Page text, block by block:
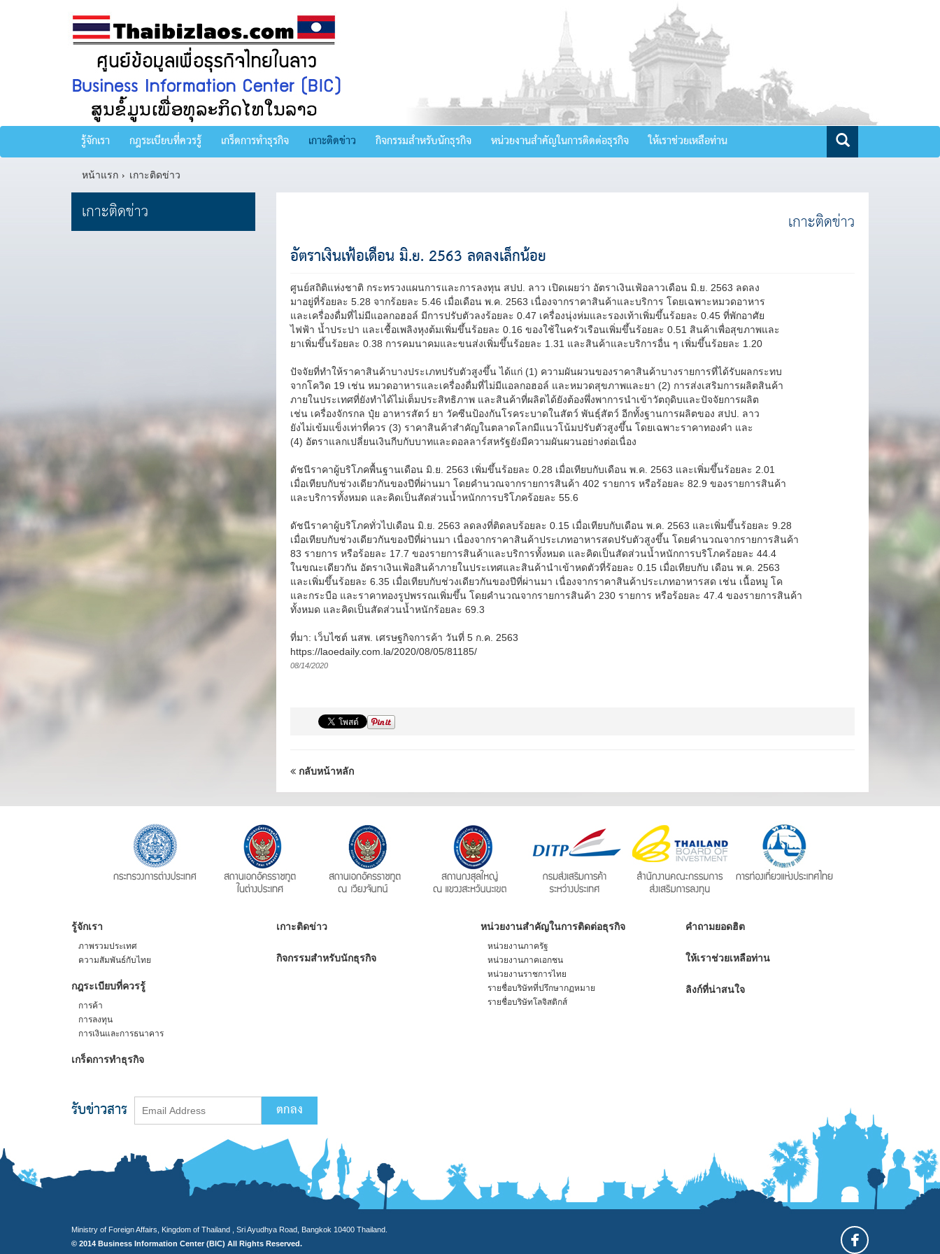
รู้จักเรา กฎระเบียบที่ควรรู้ เกร็ดการทำธุรกิจ เกาะติดข่าว กิจกรรมสำหรับนักธุรกิจ หน่วยงานสำคัญในการติดต่อธุรกิจ ให้เราช่วยเหลือท่าน
หน้าแรก เกาะติดข่าว
เกาะติดข่าว เกาะติดข่าว
อัตราเงินเฟ้อเดือน มิ.ย. 2563 ลดลงเล็กน้อย
ศูนย์สถิติแห่งชาติ กระทรวงแผนการและการลงทุน สปป. ลาว เปิดเผยว่า อัตราเงินเฟ้อลาวเดือน มิ.ย. 2563 ลดลง
มาอยู่ที่ร้อยละ 5.28 จากร้อยละ 5.46 เมื่อเดือน พ.ค. 2563 เนื่องจากราคาสินค้าและบริการ โดยเฉพาะหมวดอาหาร
และเครื่องดื่มที่ไม่มีแอลกอฮอล์ มีการปรับตัวลงร้อยละ 0.47 เครื่องนุ่งห่มและรองเท้าเพิ่มขึ้นร้อยละ 0.45 ที่พักอาศัย
ไฟฟ้า น้ำประปา และเชื้อเพลิงหุงต้มเพิ่มขึ้นร้อยละ 0.16 ของใช้ในครัวเรือนเพิ่มขึ้นร้อยละ 0.51 สินค้าเพื่อสุขภาพและ
ยาเพิ่มขึ้นร้อยละ 0.38 การคมนาคมและขนส่งเพิ่มขึ้นร้อยละ 1.31 และสินค้าและบริการอื่น ๆ เพิ่มขึ้นร้อยละ 1.20
ปัจจัยที่ทำให้ราคาสินค้าบางประเภทปรับตัวสูงขึ้น ได้แก่ (1) ความผันผวนของราคาสินค้าบางรายการที่ได้รับผลกระทบ
จากโควิด 19 เช่น หมวดอาหารและเครื่องดื่มที่ไม่มีแอลกอฮอล์ และหมวดสุขภาพและยา (2) การส่งเสริมการผลิตสินค้า
ภายในประเทศที่ยังทำได้ไม่เต็มประสิทธิภาพ และสินค้าที่ผลิตได้ยังต้องพึ่งพาการนำเข้าวัตถุดิบและปัจจัยการผลิต
เช่น เครื่องจักรกล ปุ๋ย อาหารสัตว์ ยา วัคซีนป้องกันโรคระบาดในสัตว์ พันธุ์สัตว์ อีกทั้งฐานการผลิตของ สปป. ลาว
ยังไม่เข้มแข็งเท่าที่ควร (3) ราคาสินค้าสำคัญในตลาดโลกมีแนวโน้มปรับตัวสูงขึ้น โดยเฉพาะราคาทองคำ และ
(4) อัตราแลกเปลี่ยนเงินกีบกับบาทและดอลลาร์สหรัฐยังมีความผันผวนอย่างต่อเนื่อง
ดัชนีราคาผู้บริโภคพื้นฐานเดือน มิ.ย. 2563 เพิ่มขึ้นร้อยละ 0.28 เมื่อเทียบกับเดือน พ.ค. 2563 และเพิ่มขึ้นร้อยละ 2.01
เมื่อเทียบกับช่วงเดียวกันของปีที่ผ่านมา โดยคำนวณจากรายการสินค้า 402 รายการ หรือร้อยละ 82.9 ของรายการสินค้า
และบริการทั้งหมด และคิดเป็นสัดส่วนน้ำหนักการบริโภคร้อยละ 55.6
ดัชนีราคาผู้บริโภคทั่วไปเดือน มิ.ย. 2563 ลดลงที่ติดลบร้อยละ 0.15 เมื่อเทียบกับเดือน พ.ค. 2563 และเพิ่มขึ้นร้อยละ 9.28
เมื่อเทียบกับช่วงเดียวกันของปีที่ผ่านมา เนื่องจากราคาสินค้าประเภทอาหารสดปรับตัวสูงขึ้น โดยคำนวณจากรายการสินค้า
83 รายการ หรือร้อยละ 17.7 ของรายการสินค้าและบริการทั้งหมด และคิดเป็นสัดส่วนน้ำหนักการบริโภคร้อยละ 44.4
ในขณะเดียวกัน อัตราเงินเฟ้อสินค้าภายในประเทศและสินค้านำเข้าหดตัวที่ร้อยละ 0.15 เมื่อเทียบกับ เดือน พ.ค. 2563
และเพิ่มขึ้นร้อยละ 6.35 เมื่อเทียบกับช่วงเดียวกันของปีที่ผ่านมา เนื่องจากราคาสินค้าประเภทอาหารสด เช่น เนื้อหมู โค
และกระบือ และราคาทองรูปพรรณเพิ่มขึ้น โดยคำนวณจากรายการสินค้า 230 รายการ หรือร้อยละ 47.4 ของรายการสินค้า
ทั้งหมด และคิดเป็นสัดส่วนน้ำหนักร้อยละ 69.3
ที่มา: เว็บไซต์ นสพ. เศรษฐกิจการค้า วันที่ 5 ก.ค. 2563
https://laoedaily.com.la/2020/08/05/81185/
08/14/2020
กลับหน้าหลัก
รู้จักเรา
ภาพรวมประเทศ
ความสัมพันธ์กับไทย
กฎระเบียบที่ควรรู้
การค้า
การลงทุน
การเงินและการธนาคาร
เกร็ดการทำธุรกิจ
เกาะติดข่าว
กิจกรรมสำหรับนักธุรกิจ
หน่วยงานสำคัญในการติดต่อธุรกิจ
หน่วยงานภาครัฐ
หน่วยงานภาคเอกชน
หน่วยงานราชการไทย
รายชื่อบริษัทที่ปรึกษากฏหมาย
รายชื่อบริษัทโลจิสติกส์
คำถามยอดฮิต
ให้เราช่วยเหลือท่าน
ลิงก์ที่น่าสนใจ
รับข่าวสาร
Ministry of Foreign Affairs, Kingdom of Thailand , Sri Ayudhya Road, Bangkok 10400 Thailand.
© 2014 Business Information Center (BIC) All Rights Reserved.